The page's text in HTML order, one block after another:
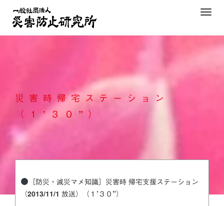
content
T
g
g
t
n
災害時帰宅ステーション
（１’３０”）
［防災・減災マメ知識］災害時 帰宅支援ステーション
（2013/11/1 放送）（１’３０”）